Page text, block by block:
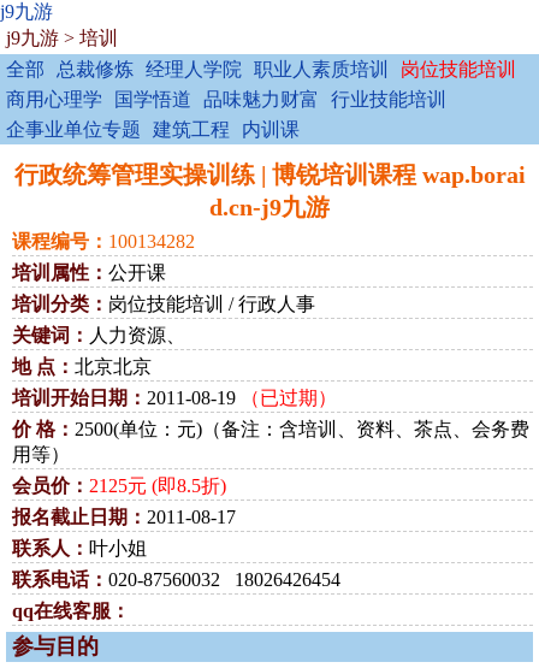
j9九游
j9九游 > 培训
全部
总裁修炼 经理人学院 职业人素质培训
岗位技能培训
商用心理学
国学悟道 品味魅力财富
行业技能培训
企事业单位专题
建筑工程 内训课
行政统筹管理实操训练 | 博锐培训课程 wap.borai
d.cn-j9九游
课程编号： 100134282
培训属性： 公开课
培训分类： 岗位技能培训 / 行政人事
关键词： 人力资源、
地 点： 北京北京
培训开始日期： 2011-08-19
（已过期）
价 格： 2500(单位：元)（备注：含培训、资料、茶点、会务费
用等）
会员价： 2125元 (即8.5折)
报名截止日期： 2011-08-17
联系人： 叶小姐
联系电话： 020-87560032 18026426454
qq在线客服：
参与目的